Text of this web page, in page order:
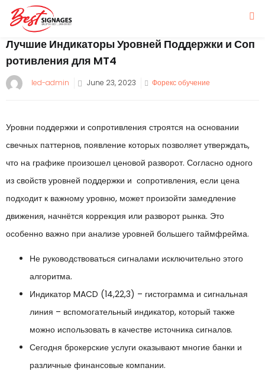
Лучшие Индикаторы Уровней Поддержки и Соп
ротивления для MT4
led-admin
Posted
June 23, 2023 Форекс обучение
Уровни поддержки и сопротивления строятся на основании
свечных паттернов, появление которых позволяет утверждать,
что на графике произошел ценовой разворот. Согласно одного
из свойств уровней поддержки и сопротивления, если цена
подходит к важному уровню, может произойти замедление
движения, начнётся коррекция или разворот рынка. Это
особенно важно при анализе уровней большего таймфрейма.
Не руководствоваться сигналами исключительно этого
алгоритма.
Индикатор MACD (14,22,3) – гистограмма и сигнальная
линия – вспомогательный индикатор, который также
можно использовать в качестве источника сигналов.
Сегодня брокерские услуги оказывают многие банки и
различные финансовые компании.